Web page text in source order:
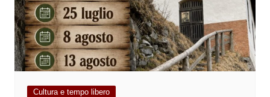
Cultura e tempo libero